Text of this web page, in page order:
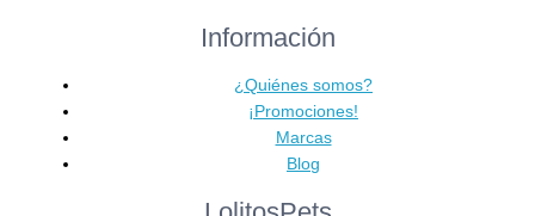
tiene
variantes.
Las
opciones
se
Información
¿Quiénes somos?
¡Promociones!
Marcas
Blog